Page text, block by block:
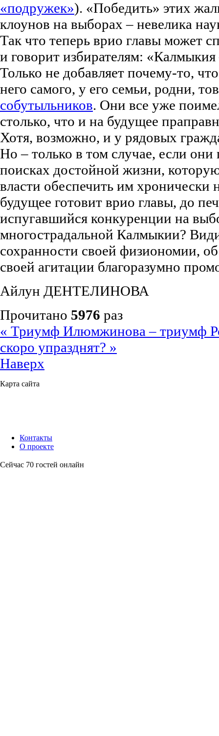
«подружек»). «Победить» этих
клоунов на выборах – невелика
Так что теперь врио главы может
и говорит избирателям:
Только не добавляет почему-то,
него самого, у его семьи, родни,
собутыльников. Они все уже
столько, что и на будущее
Хотя, возможно, и у рядовых
Но – только в том случае, если
поисках достойной жизни,
власти обеспечить им хронически
будущее готовит врио главы, до
испугавшийся конкуренции на
многострадальной Калмыкии?
сохранности своей физиономии,
своей агитации благоразумно
Айлун ДЕНТЕЛИНОВА
Прочитано 5976 раз
« Триумф Илюмжинова – триумф
скоро упразднят? »
Наверх
Карта сайта
Контакты
О проекте
Сейчас 70 гостей онлайн